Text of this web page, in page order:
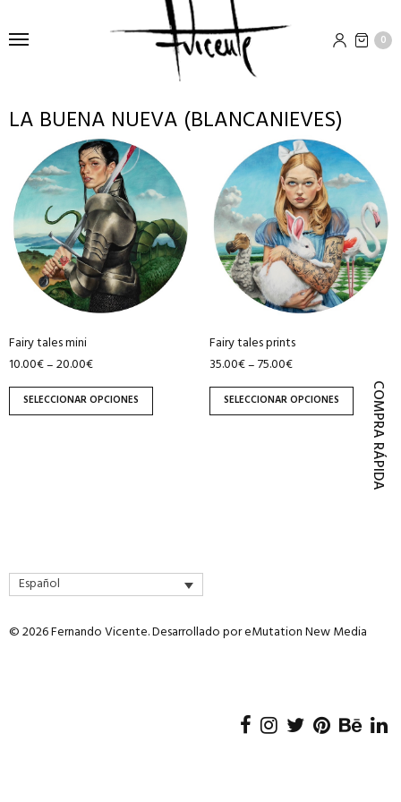
0
LA BUENA NUEVA (BLANCANIEVES)
Fairy tales mini
10.00€–20.00€
SELECCIONAR OPCIONES
producto
tiene
múltiples
variantes.
Las
opciones
elegir
en
la
página
Fairy tales prints
35.00€–75.00€
SELECCIONAR OPCIONES
producto
tiene
múltiples
variantes.
Las
opciones
elegir
en
la
página
COMPRA RÁPIDA
Español
© 2026 Fernando Vicente. Desarrollado poreMutation New Media